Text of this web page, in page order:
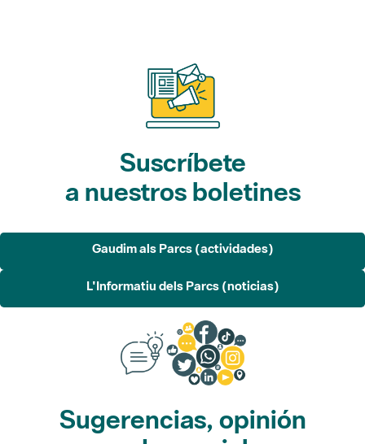
Suscríbete
a nuestros boletines
Gaudim als Parcs (actividades)
L'Informatiu dels Parcs (noticias)
Sugerencias, opinión